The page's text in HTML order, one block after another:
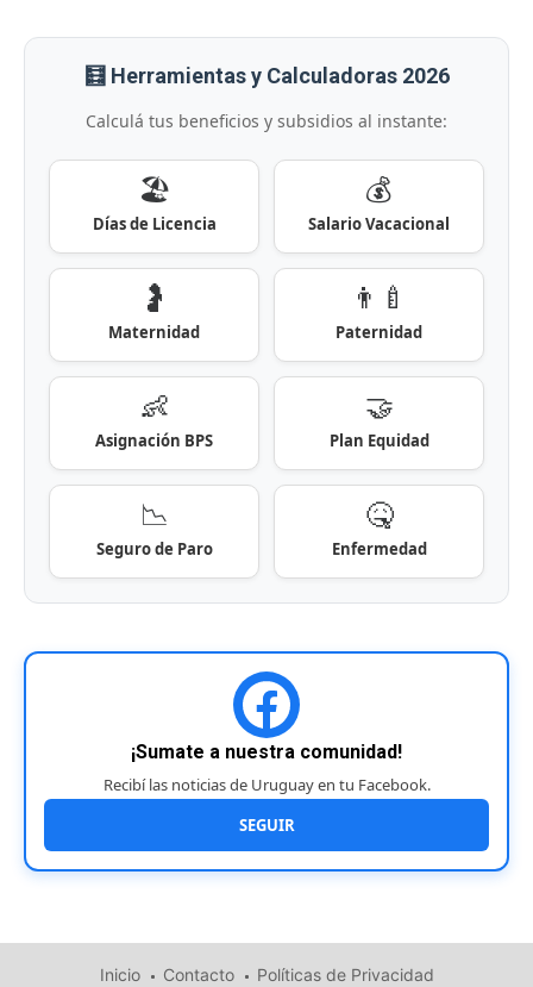
🧮 Herramientas y Calculadoras 2026
Calculá tus beneficios y subsidios al instante:
🏖️
Días de Licencia
💰
Salario Vacacional
🤰
Maternidad
👨‍🍼
Paternidad
👶
Asignación BPS
🤝
Plan Equidad
📉
Seguro de Paro
🤒
Enfermedad
¡Sumate a nuestra comunidad!
Recibí las noticias de Uruguay en tu Facebook.
SEGUIR
Inicio Contacto Políticas de Privacidad